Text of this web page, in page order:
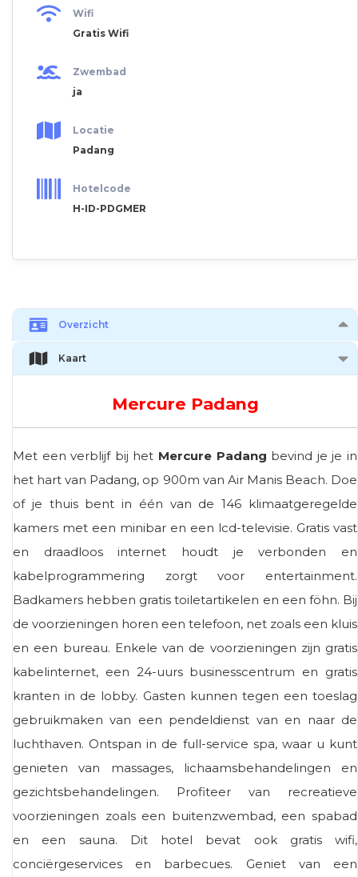
Wifi
Gratis Wifi
Zwembad
ja
Locatie
Padang
Hotelcode
H-ID-PDGMER
Overzicht
Kaart
Mercure Padang
Met een verblijf bij het Mercure Padang bevind je je in
het hart van Padang, op 900m van Air Manis Beach. Doe
of je thuis bent in één van de 146 klimaatgeregelde
kamers met een minibar en een lcd-televisie. Gratis vast
en draadloos internet houdt je verbonden en
kabelprogrammering zorgt voor entertainment.
Badkamers hebben gratis toiletartikelen en een föhn. Bij
de voorzieningen horen een telefoon, net zoals een kluis
en een bureau. Enkele van de voorzieningen zijn gratis
kabelinternet, een 24-uurs businesscentrum en gratis
kranten in de lobby. Gasten kunnen tegen een toeslag
gebruikmaken van een pendeldienst van en naar de
luchthaven. Ontspan in de full-service spa, waar u kunt
genieten van massages, lichaamsbehandelingen en
gezichtsbehandelingen. Profiteer van recreatieve
voorzieningen zoals een buitenzwembad, een spabad
en een sauna. Dit hotel bevat ook gratis wifi,
conciërgeservices en barbecues. Geniet van een